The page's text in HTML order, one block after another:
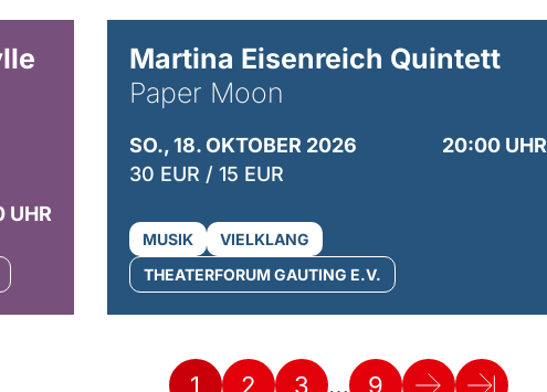
UHR
Martina Eisenreich Quintett
Paper Moon
SO., 18. OKTOBER 2026
20:00 UHR
30 EUR / 15 EUR
MUSIK
VIELKLANG
THEATERFORUM GAUTING E.V.
1 2 3 … 9